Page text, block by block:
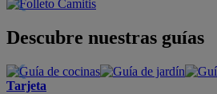
Descubre nuestras guías
Tarjeta